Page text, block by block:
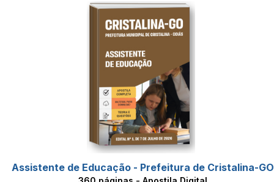
Assistente de Educação - Prefeitura de Cristalina-GO